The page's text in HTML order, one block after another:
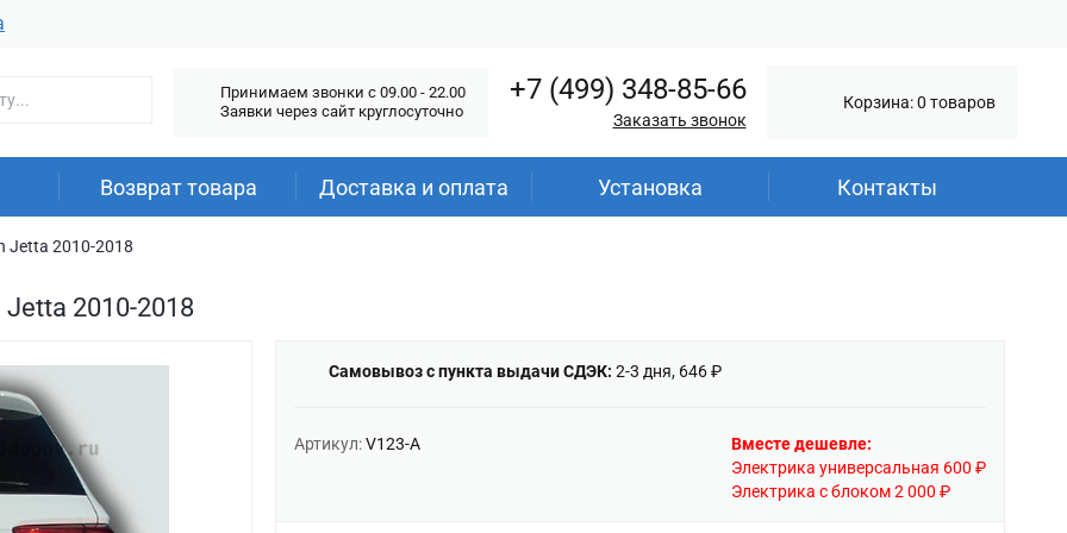
Принимаем звонки c 09.00 - 22.00
Заявки через сайт круглосуточно
+7 (499) 348-85-66
Заказать звонок
Корзина: 0 товаров
Возврат товара Доставка и оплата Установка Контакты
Jetta 2010-2018
2010-2018
Самовывоз с пункта выдачи СДЭК: 2-3 дня, 646 ₽
Артикул:V123-A
Вместе дешевле:
Электрика универсальная 600 ₽
Электрика с блоком 2 000 ₽